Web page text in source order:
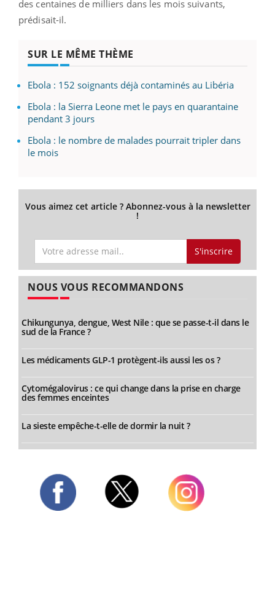
des centaines de milliers dans les mois suivants,
prédisait-il.
SUR LE MÊME THÈME
Ebola : 152 soignants déjà contaminés au Libéria
Ebola : la Sierra Leone met le pays en quarantaine
pendant 3 jours
Ebola : le nombre de malades pourrait tripler dans
le mois
Vous aimez cet article ? Abonnez-vous à la newsletter
!
S'inscrire
NOUS VOUS RECOMMANDONS
Chikungunya, dengue, West Nile : que se passe-t-il dans le
sud de la France ?
Les médicaments GLP-1 protègent-ils aussi les os ?
Cytomégalovirus : ce qui change dans la prise en charge
des femmes enceintes
La sieste empêche-t-elle de dormir la nuit ?